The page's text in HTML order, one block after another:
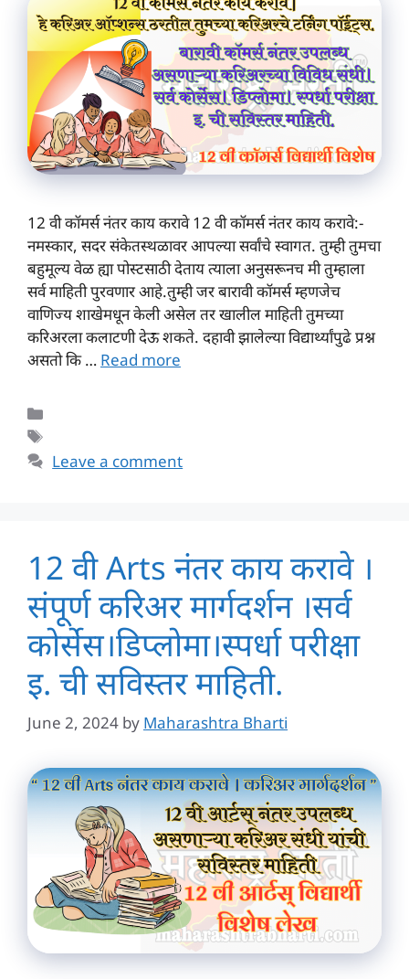
12 वी कॉमर्स नंतर काय करावे 12 वी कॉमर्स नंतर काय करावे:-
नमस्कार, सदर संकेतस्थळावर आपल्या सर्वांचे स्वागत. तुम्ही तुमचा
बहुमूल्य वेळ ह्या पोस्टसाठी देताय त्याला अनुसरूनच मी तुम्हाला
सर्व माहिती पुरवणार आहे.तुम्ही जर बारावी कॉमर्स म्हणजेच
वाणिज्य शाखेमधून केली असेल तर खालील माहिती तुमच्या
करिअरला कलाटणी देऊ शकते. दहावी झालेल्या विद्यार्थ्यांपुढे प्रश्न
असतो कि … Read more
Leave a comment
12 वी Arts नंतर काय करावे ।
संपूर्ण करिअर मार्गदर्शन ।सर्व
कोर्सेस।डिप्लोमा।स्पर्धा परीक्षा
इ. ची सविस्तर माहिती.
June 2, 2024 by Maharashtra Bharti